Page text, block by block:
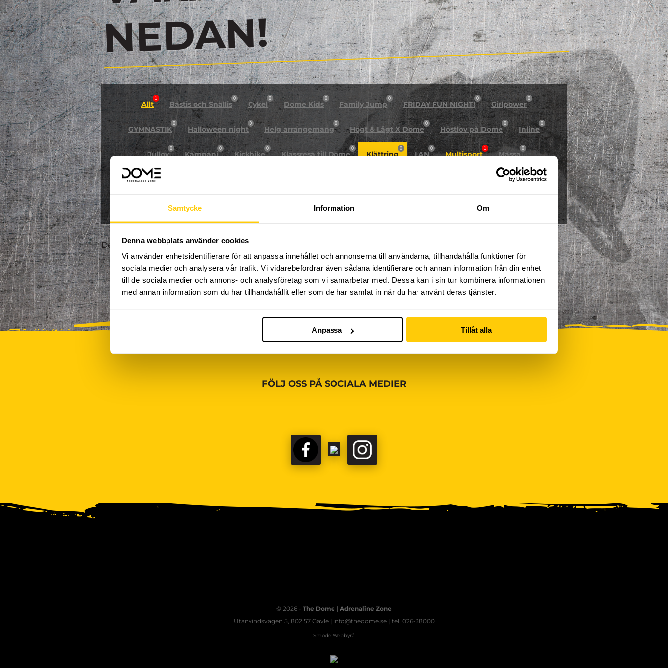
Samtycke Information Om
Denna webbplats använder cookies
Vi använder enhetsidentifierare för att anpassa innehållet och annonserna till användarna, tillhandahålla funktioner för
sociala medier och analysera vår trafik. Vi vidarebefordrar även sådana identifierare och annan information från din enhet
till de sociala medier och annons- och analysföretag som vi samarbetar med. Dessa kan i sin tur kombinera informationen
med annan information som du har tillhandahållit eller som de har samlat in när du har använt deras tjänster.
Anpassa Tillåt alla
N!
Allt
1
Bästis och Snällis
0
Cykel
0
Dome Kids
0
Family Jump
0
FRIDAY FUN NIGHT!
0
Girlpower
0
GYMNASTIK
0
Halloween night
0
Helg arrangemang
0
Högt & Lågt X Dome
0
Höstlov på Dome
0
Inline
0
Jullov
0
Kampanj
0
Kickbike
0
Klassresa till Dome
0
Klättring
0
LAN
0
Multisport
1
Mässa
0
NPF-Träning Skidor/Snowboard
0
Summercamp
Det finns tyvärr inte några aktiviteter ännu, vänligen kom tillbaka senare!
FÖLJ OSS PÅ SOCIALA MEDIER
FACEBOOKTIKTOK
© 2026 - The Dome | Adrenaline Zone
Utanvindsvägen 5, 802 57 Gävle | info@thedome.se | tel. 026-38000
Smode Webbyrå